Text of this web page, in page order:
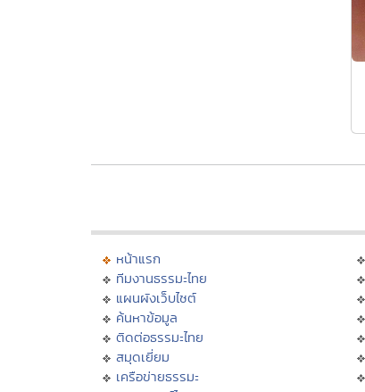
หน้าแรก
ทีมงานธรรมะไทย
แผนผังเว็บไซต์
ค้นหาข้อมูล
ติดต่อธรรมะไทย
สมุดเยี่ยม
เครือข่ายธรรมะ